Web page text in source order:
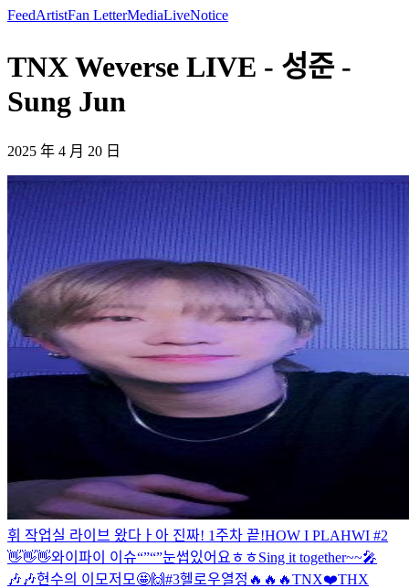
FeedArtistFan LetterMediaLiveNotice
TNX Weverse LIVE - 성준 -
Sung Jun
2025 年 4 月 20 日
휘 작업실 라이브 왔다ㅏ 아 진짜! 1주차 끝!HOW I PLAHWI #2
👋👋👋와이파이 이슈“”“”눈썹있어요ㅎㅎSing it together~~🎤
🎶🎶현수의 이모저모🤩🙌#3헬로우열정🔥🔥🔥TNX❤️THX